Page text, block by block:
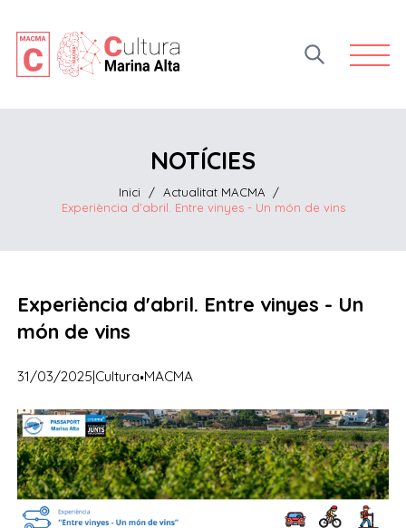
Open
NOTÍCIES
Inici / Actualitat MACMA
/
Experiència d'abril. Entre vinyes - Un món de vins
Experiència d'abril. Entre vinyes - Un
món de vins
31/03/2025|Cultura·MACMA